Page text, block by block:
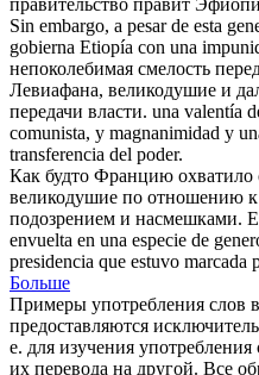
правительство правит
Sin embargo, a pesar de esta
gobierna Etiopía con una
непоколебимая смелость
Левиафана, великодушие и
передачи власти. una valentía
comunista, y magnanimidad y
transferencia del poder.
Как будто Францию охватило
великодушие по отношению к
подозрением и насмешками.
envuelta en una especie de
presidencia que estuvo marcada
Больше
Примеры употребления слов
предоставляются
е. для изучения
их перевода на другой. Все